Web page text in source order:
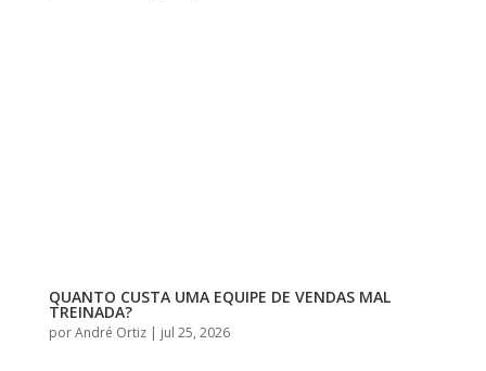
QUANTO CUSTA UMA EQUIPE DE VENDAS MAL
TREINADA?
porAndré Ortiz| jul 25, 2026